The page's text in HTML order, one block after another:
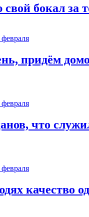
бокал за
придём
что
качество